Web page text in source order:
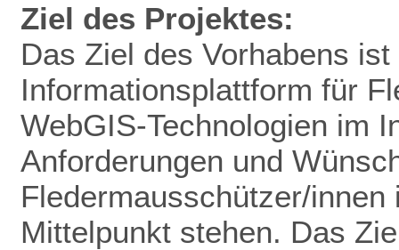
Ziel des Projektes:
Das Ziel des Vorhabens
Informationsplattform für
WebGIS-Technologien im
Anforderungen und
Fledermausschützer/
Mittelpunkt stehen. Das